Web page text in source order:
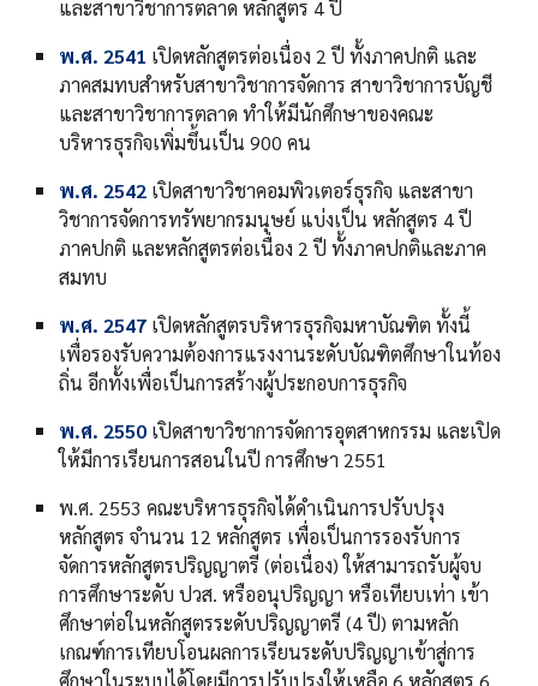
และสาขาวิชาการตลาด หลักสูตร 4 ปี
พ.ศ. 2541 เปิดหลักสูตรต่อเนื่อง 2 ปี ทั้งภาคปกติ และ
ภาคสมทบสำหรับสาขาวิชาการจัดการ สาขาวิชาการบัญชี
และสาขาวิชาการตลาด ทำให้มีนักศึกษาของคณะ
บริหารธุรกิจเพิ่มขึ้นเป็น 900 คน
พ.ศ. 2542 เปิดสาขาวิชาคอมพิวเตอร์ธุรกิจ และสาขา
วิชาการจัดการทรัพยากรมนุษย์ แบ่งเป็น หลักสูตร 4 ปี
ภาคปกติ และหลักสูตรต่อเนื่อง 2 ปี ทั้งภาคปกติและภาค
สมทบ
พ.ศ. 2547 เปิดหลักสูตรบริหารธุรกิจมหาบัณฑิต ทั้งนี้
เพื่อรองรับความต้องการแรงงานระดับบัณฑิตศึกษาในท้อง
ถิ่น อีกทั้งเพื่อเป็นการสร้างผู้ประกอบการธุรกิจ
พ.ศ. 2550 เปิดสาขาวิชาการจัดการอุตสาหกรรม และเปิด
ให้มีการเรียนการสอนในปี การศึกษา 2551
พ.ศ. 2553 คณะบริหารธุรกิจได้ดำเนินการปรับปรุง
หลักสูตร จำนวน 12 หลักสูตร เพื่อเป็นการรองรับการ
จัดการหลักสูตรปริญญาตรี (ต่อเนื่อง) ให้สามารถรับผู้จบ
การศึกษาระดับ ปวส. หรืออนุปริญญา หรือเทียบเท่า เข้า
ศึกษาต่อในหลักสูตรระดับปริญญาตรี (4 ปี) ตามหลัก
เกณฑ์การเทียบโอนผลการเรียนระดับปริญญาเข้าสู่การ
ศึกษาในระบบได้โดยมีการปรับปรุงให้เหลือ 6 หลักสูตร 6